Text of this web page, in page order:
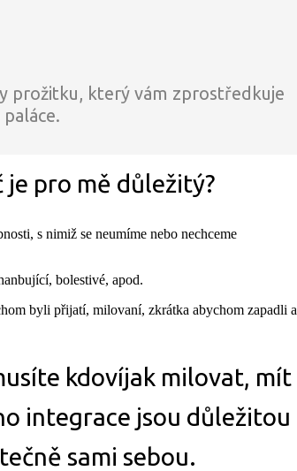
prožitku, který vám zprostředkuje
pro mě důležitý?
s nimiž se neumíme nebo nechceme
bolestivé, apod.
byli přijatí, milovaní, zkrátka abychom zapadli a
kdovíjak milovat, mít
integrace jsou důležitou
sami sebou.